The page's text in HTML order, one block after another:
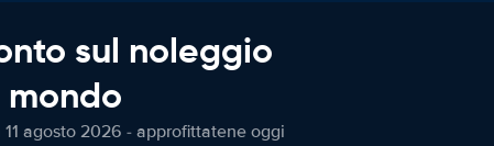
sul noleggio
agosto 2026 - approfittatene oggi